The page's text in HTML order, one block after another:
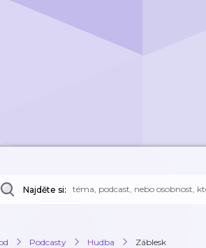
Najděte si:
Podcasty Hudba Záblesk